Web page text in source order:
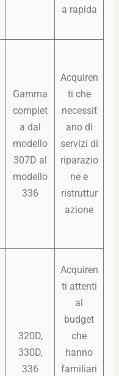
a rapida
Gamma
complet
a dal
modello
307D al
modello
336
Acquiren
ti che
necessit
ano di
servizi di
riparazio
ne e
ristruttur
azione
320D,
330D,
336
Acquiren
ti attenti
al
budget
che
hanno
familiari